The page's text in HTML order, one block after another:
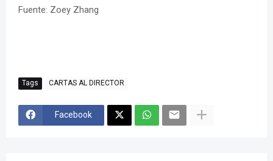
Fuente: Zoey Zhang
Tags CARTAS AL DIRECTOR
Facebook